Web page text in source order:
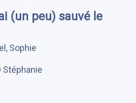
(un peu) sauvé le
Sophie
Stéphanie